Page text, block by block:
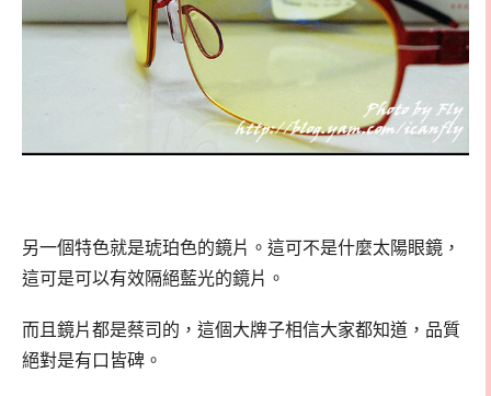
另一個特色就是琥珀色的鏡片。這可不是什麼太陽眼鏡，
這可是可以有效隔絕藍光的鏡片。
而且鏡片都是蔡司的，這個大牌子相信大家都知道，品質
絕對是有口皆碑。